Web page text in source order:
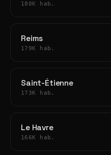
180K hab.
Reims
179K hab.
Saint-Étienne
173K hab.
Le Havre
166K hab.